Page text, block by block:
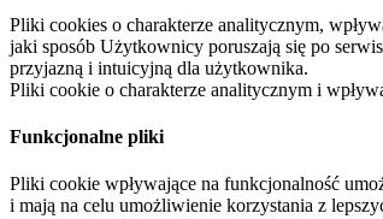
Pliki cookies o charakterze analitycznym,
jaki sposób Użytkownicy poruszają się po
przyjazną i intuicyjną dla użytkownika.
Pliki cookie o charakterze analitycznym i
Funkcjonalne pliki
Pliki cookie wpływające na funkcjonalność
i mają na celu umożliwienie korzystania z